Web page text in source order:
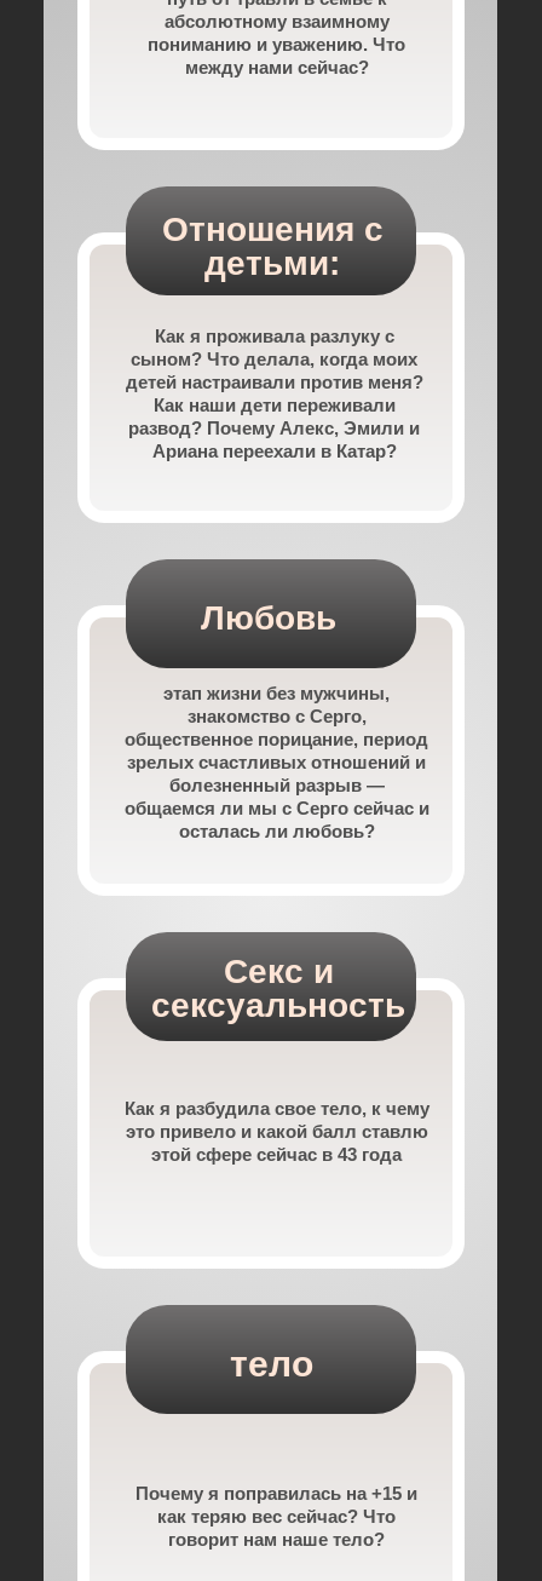
абсолютному взаимному
пониманию и уважению. Что
между нами сейчас?
Любовь
этап жизни без мужчины,
знакомство с Серго,
общественное порицание, период
зрелых счастливых отношений и
болезненный разрыв —
общаемся ли мы с Серго сейчас и
осталась ли любовь?
Секс и
сексуальность
Как я разбудила свое тело, к чему
это привело и какой балл ставлю
этой сфере сейчас в 43 года
тело
Почему я поправилась на +15 и
как теряю вес сейчас? Что
говорит нам наше тело?
Отношения с
детьми:
Как я проживала разлуку с
сыном? Что делала, когда моих
детей настраивали против меня?
Как наши дети переживали
развод? Почему Алекс, Эмили и
Ариана переехали в Катар?